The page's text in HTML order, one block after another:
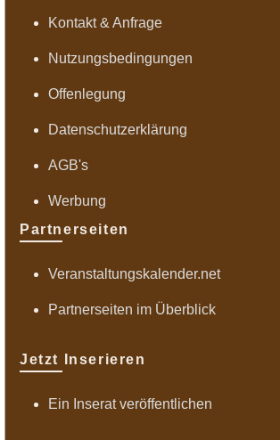
Kontakt & Anfrage
Nutzungsbedingungen
Offenlegung
Datenschutzerklärung
AGB's
Werbung
Partnerseiten
Veranstaltungskalender.net
Partnerseiten im Überblick
Jetzt Inserieren
Ein Inserat veröffentlichen